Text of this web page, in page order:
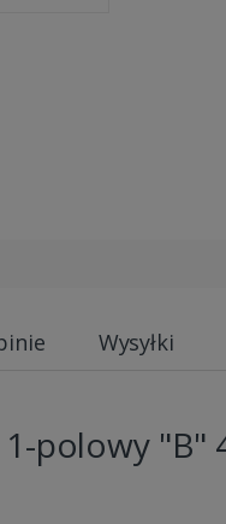
Wysyłki
polowy "B"